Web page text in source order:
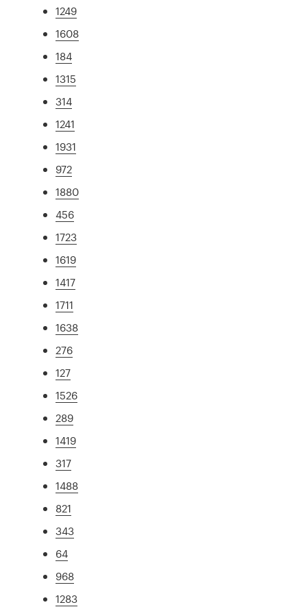
1249
1608
184
1315
314
1241
1931
972
1880
456
1723
1619
1417
1711
1638
276
127
1526
289
1419
317
1488
821
343
64
968
1283